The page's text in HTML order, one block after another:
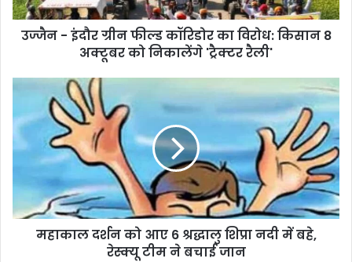
उज्जैन - इंदौर ग्रीन फील्ड कॉरिडोर का विरोध: किसान 8
अक्टूबर को निकालेंगे 'ट्रैक्टर रैली'
महाकाल दर्शन को आए 6 श्रद्धालु शिप्रा नदी में बहे,
रेस्क्यू टीम ने बचाई जान